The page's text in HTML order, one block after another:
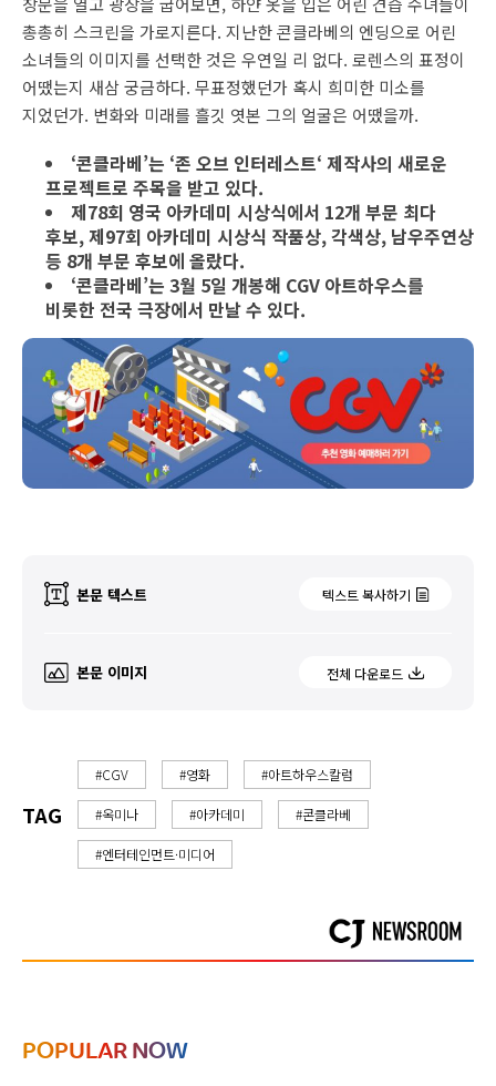
총총히 스크린을 가로지른다. 지난한 콘클라베의 엔딩으로 어린
소녀들의 이미지를 선택한 것은 우연일 리 없다. 로렌스의 표정이
어땠는지 새삼 궁금하다. 무표정했던가 혹시 희미한 미소를
지었던가. 변화와 미래를 흘깃 엿본 그의 얼굴은 어땠을까.
‘콘클라베’는 ‘존 오브 인터레스트‘ 제작사의 새로운
프로젝트로 주목을 받고 있다.
제78회 영국 아카데미 시상식에서 12개 부문 최다
후보, 제97회 아카데미 시상식 작품상, 각색상, 남우주연상
등 8개 부문 후보에 올랐다.
‘콘클라베’는 3월 5일 개봉해 CGV 아트하우스를
비롯한 전국 극장에서 만날 수 있다.
본문 텍스트 텍스트 복사하기
본문 이미지 전체 다운로드
TAG
#CGV #영화 #아트하우스칼럼
#옥미나 #아카데미 #콘클라베
#엔터테인먼트·미디어
POPULAR NOW